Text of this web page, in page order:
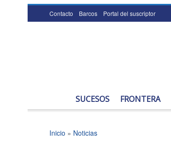
Contacto Barcos Portal del suscriptor
SUCESOS FRONTERA
Inicio » Noticias